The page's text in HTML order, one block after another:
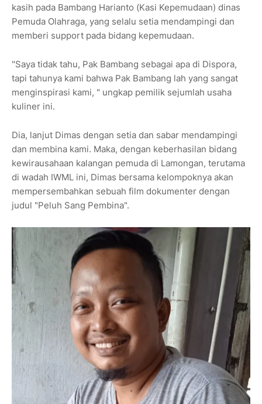
kasih pada Bambang Harianto (Kasi Kepemudaan) dinas
Pemuda Olahraga, yang selalu setia mendampingi dan
memberi support pada bidang kepemudaan.
"Saya tidak tahu, Pak Bambang sebagai apa di Dispora,
tapi tahunya kami bahwa Pak Bambang lah yang sangat
menginspirasi kami, " ungkap pemilik sejumlah usaha
kuliner ini.
Dia, lanjut Dimas dengan setia dan sabar mendampingi
dan membina kami. Maka, dengan keberhasilan bidang
kewirausahaan kalangan pemuda di Lamongan, terutama
di wadah IWML ini, Dimas bersama kelompoknya akan
mempersembahkan sebuah film dokumenter dengan
judul "Peluh Sang Pembina".